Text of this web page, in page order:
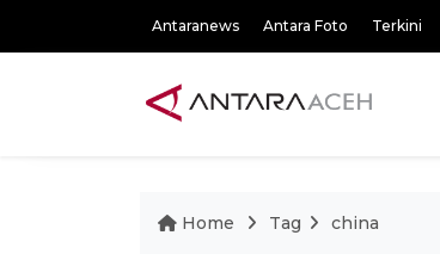
Antaranews Antara Foto Terkini
Home Tag china